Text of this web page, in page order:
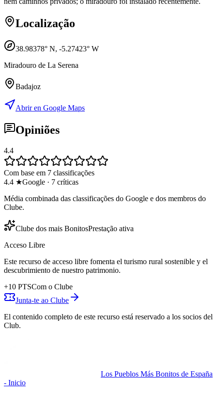
Localização
38.98378° N, -5.27423° W
Miradouro de La Serena
Badajoz
Abrir en Google Maps
Opiniões
4.4
Com base em 7 classificações
4.4 ★Google · 7 críticas
Média combinada das classificações do Google e dos membros do
Clube.
Clube dos mais BonitosPrestação ativa
Acceso Libre
Este recurso de acceso libre fomenta el turismo rural sostenible y el
descubrimiento de nuestro patrimonio.
+10 PTSCom o Clube
Junta-te ao Clube
El contenido completo de este recurso está reservado a los socios del
Club.
Los Pueblos Más Bonitos de España
- Inicio